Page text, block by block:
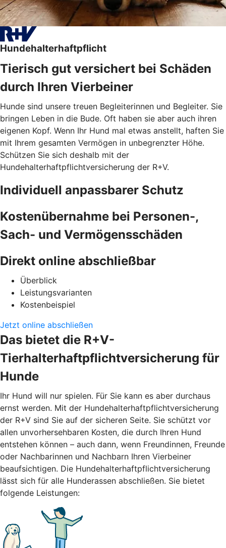
Hundehalterhaftpflicht
Tierisch gut versichert bei Schäden
durch Ihren Vierbeiner
Hunde sind unsere treuen Begleiterinnen und Begleiter. Sie
bringen Leben in die Bude. Oft haben sie aber auch ihren
eigenen Kopf. Wenn Ihr Hund mal etwas anstellt, haften Sie
mit Ihrem gesamten Vermögen in unbegrenzter Höhe.
Schützen Sie sich deshalb mit der
Hundehalterhaftpflichtversicherung der R+V.
Individuell anpassbarer Schutz
Kostenübernahme bei Personen-,
Sach- und Vermögensschäden
Direkt online abschließbar
Überblick
Leistungsvarianten
Kostenbeispiel
Jetzt online abschließen
Das bietet die R+V-
Tierhalterhaftpflichtversicherung für
Hunde
Ihr Hund will nur spielen. Für Sie kann es aber durchaus
ernst werden. Mit der Hundehalterhaftpflichtversicherung
der R+V sind Sie auf der sicheren Seite. Sie schützt vor
allen unvorhersehbaren Kosten, die durch Ihren Hund
entstehen können – auch dann, wenn Freundinnen, Freunde
oder Nachbarinnen und Nachbarn Ihren Vierbeiner
beaufsichtigen. Die Hundehalterhaftpflichtversicherung
lässt sich für alle Hunderassen abschließen. Sie bietet
folgende Leistungen: